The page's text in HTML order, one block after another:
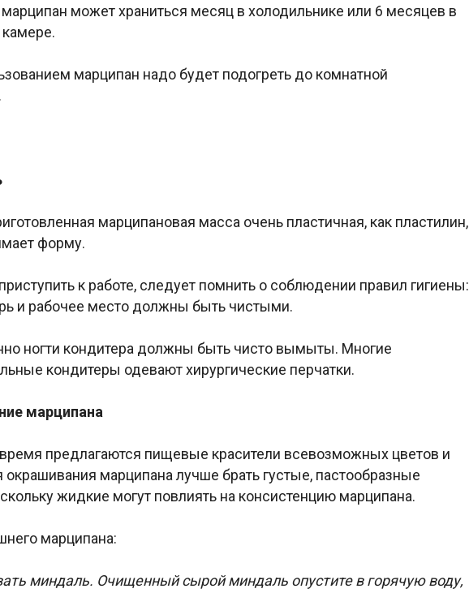
может храниться месяц в холодильнике или 6 месяцев в
марципан надо будет подогреть до комнатной
марципановая масса очень пластичная, как пластилин,
форму.
к работе, следует помнить о соблюдении правил гигиены:
и рабочее место должны быть чистыми.
ногти кондитера должны быть чисто вымыты. Многие
кондитеры одевают хирургические перчатки.
марципана
предлагаются пищевые красители всевозможных цветов и
окрашивания марципана лучше брать густые, пастообразные
жидкие могут повлиять на консистенцию марципана.
марципана:
миндаль. Очищенный сырой миндаль опустите в горячую воду,